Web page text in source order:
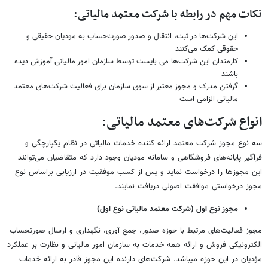
نکات مهم در رابطه با شرکت معتمد مالیاتی:
این شرکت‌ها در ثبت، انتقال و صدور صورت‌حساب به مودیان حقیقی و
حقوقی کمک می‌کنند
کارمندان این شرکت‌ها می بایست توسط سازمان امور مالیاتی آموزش دیده
باشند
گرفتن مدرک و مجوز معتبر از سوی سازمان برای فعالیت شرکت‌های معتمد
مالیاتی الزامی است
انواع شرکت‌های معتمد مالیاتی:
سه نوع مجوز شرکت معتمد ارائه کننده خدمات مالیاتی در نظام یکپارچگی و
فراگیر پایانه‌های فروشگاهی و سامانه مودیان وجود دارد که متقاضیان می‌توانند
این مجوزها را درخواست نماید و پس از کسب موفقیت در ارزیابی براساس نوع
مجوز درخواستی موافقت اصولی دریافت نمایند.
مجوز نوع اول (شرکت معتمد مالیاتی نوع اول)
مجوز فعالیت‌های مرتبط با حوزه صدور، جمع آوری، نگهداری و ارسال صورتحساب
الکترونیکی فروش و ارائه همه خدمات به سازمان امور مالیاتی و نظارت بر عملکرد
مؤدیان در این حوزه میباشد. شرکت‌های دارنده این مجوز قادر به ارائه خدمات